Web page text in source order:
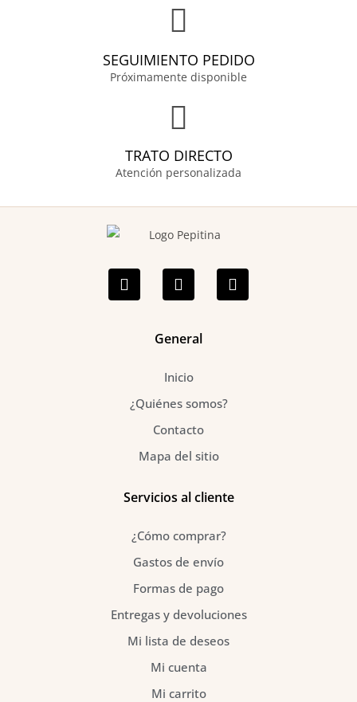
SEGUIMIENTO PEDIDO
Próximamente disponible
TRATO DIRECTO
Atención personalizada
a
c
e
n
s
t
g
a
m
i
n
t
General
Inicio
¿Quiénes somos?
Contacto
Mapa del sitio
Servicios al cliente
¿Cómo comprar?
Gastos de envío
Formas de pago
Entregas y devoluciones
Mi lista de deseos
Mi cuenta
Mi carrito